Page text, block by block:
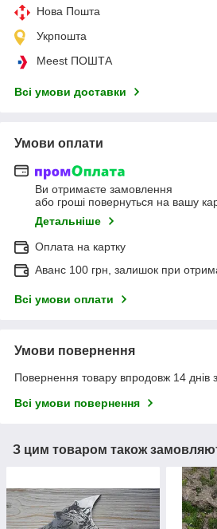
Нова Пошта
Укрпошта
Meest ПОШТА
Всі умови доставки
Умови оплати
Ви отримаєте замовлення
або гроші повернуться на вашу
Детальніше
Оплата на картку
Аванс 100 грн, залишок при
Всі умови оплати
Умови повернення
Повернення товару впродовж 14 днів
Всі умови повернення
З цим товаром також